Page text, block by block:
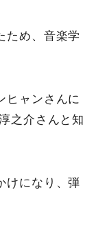
ため、音楽学
ヒャンさんに
之介さんと知
けになり、弾